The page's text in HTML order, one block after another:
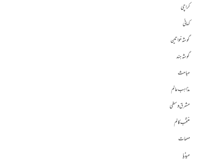
کراچی
کہانی
گوشہ خواتین
گوشہ ہند
مباحث
مذاہب عالم
مشرق وسطی
منتخب کالم
مہمات
میڈیا